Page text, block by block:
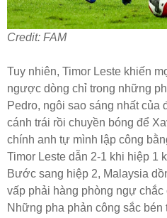
Credit: FAM
Tuy nhiên, Timor Leste khiến
ngược dòng chỉ trong những
Pedro, ngôi sao sáng nhất của
cánh trái rồi chuyền bóng để
chính anh tự mình lập công
Timor Leste dẫn 2-1 khi hiệp 1
Bước sang hiệp 2, Malaysia
vấp phải hàng phòng ngự chắc
Những pha phản công sắc